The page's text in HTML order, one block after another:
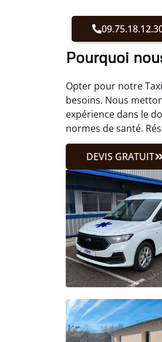
Pourquoi
Opter pour notre
besoins. Nous
expérience dans le
normes de santé.
DEVIS GRATUIT